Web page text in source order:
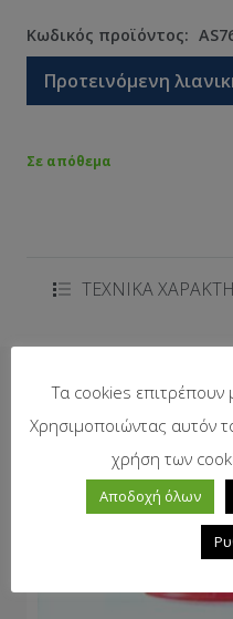
Κωδικός προϊόντος:
Προτεινόμενη
Σε απόθεμα
ΤΕΧΝΙΚΑ
Δείτε επίσης
Τα cookies επιτρέπουν
Χρησιμοποιώντας αυτόν
χρήση των
Αποδοχή όλων